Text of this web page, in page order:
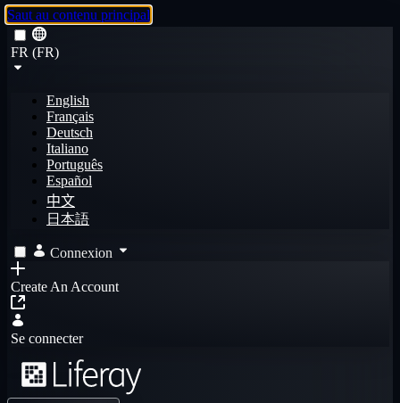
Saut au contenu principal
FR (FR)
English
Français
Deutsch
Italiano
Português
Español
中文
日本語
Connexion
Create An Account
Se connecter